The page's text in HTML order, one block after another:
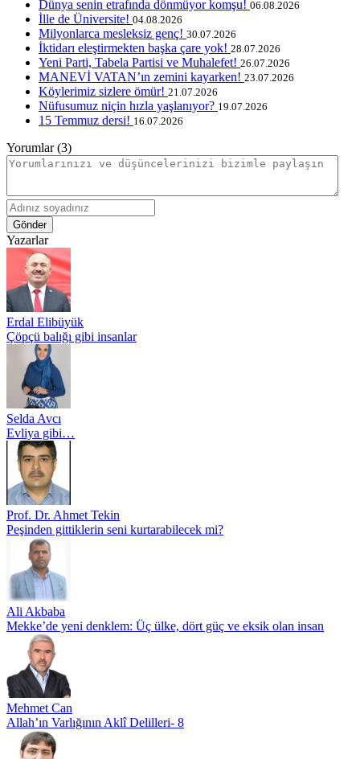
Dünya senin etrafında dönmüyor komşu! 06.08.2026
İlle de Üniversite! 04.08.2026
Milyonlarca mesleksiz genç! 30.07.2026
İktidarı eleştirmekten başka çare yok! 28.07.2026
Yeni Parti, Tabela Partisi ve Muhalefet! 26.07.2026
MANEVİ VATAN’ın zemini kayarken! 23.07.2026
Köylerimiz sizlere ömür! 21.07.2026
Nüfusumuz niçin hızla yaşlanıyor? 19.07.2026
15 Temmuz dersi! 16.07.2026
Yorumlar (3)
Gönder
Yazarlar
Erdal Elibüyük
Çöpçü balığı gibi insanlar
Selda Avcı
Evliya gibi…
Prof. Dr. Ahmet Tekin
Peşinden gittiklerin seni kurtarabilecek mi?
Ali Akbaba
Mekke’de yeni denklem: Üç ülke, dört güç ve eksik olan insan
Mehmet Can
Allah’ın Varlığının Aklî Delilleri- 8